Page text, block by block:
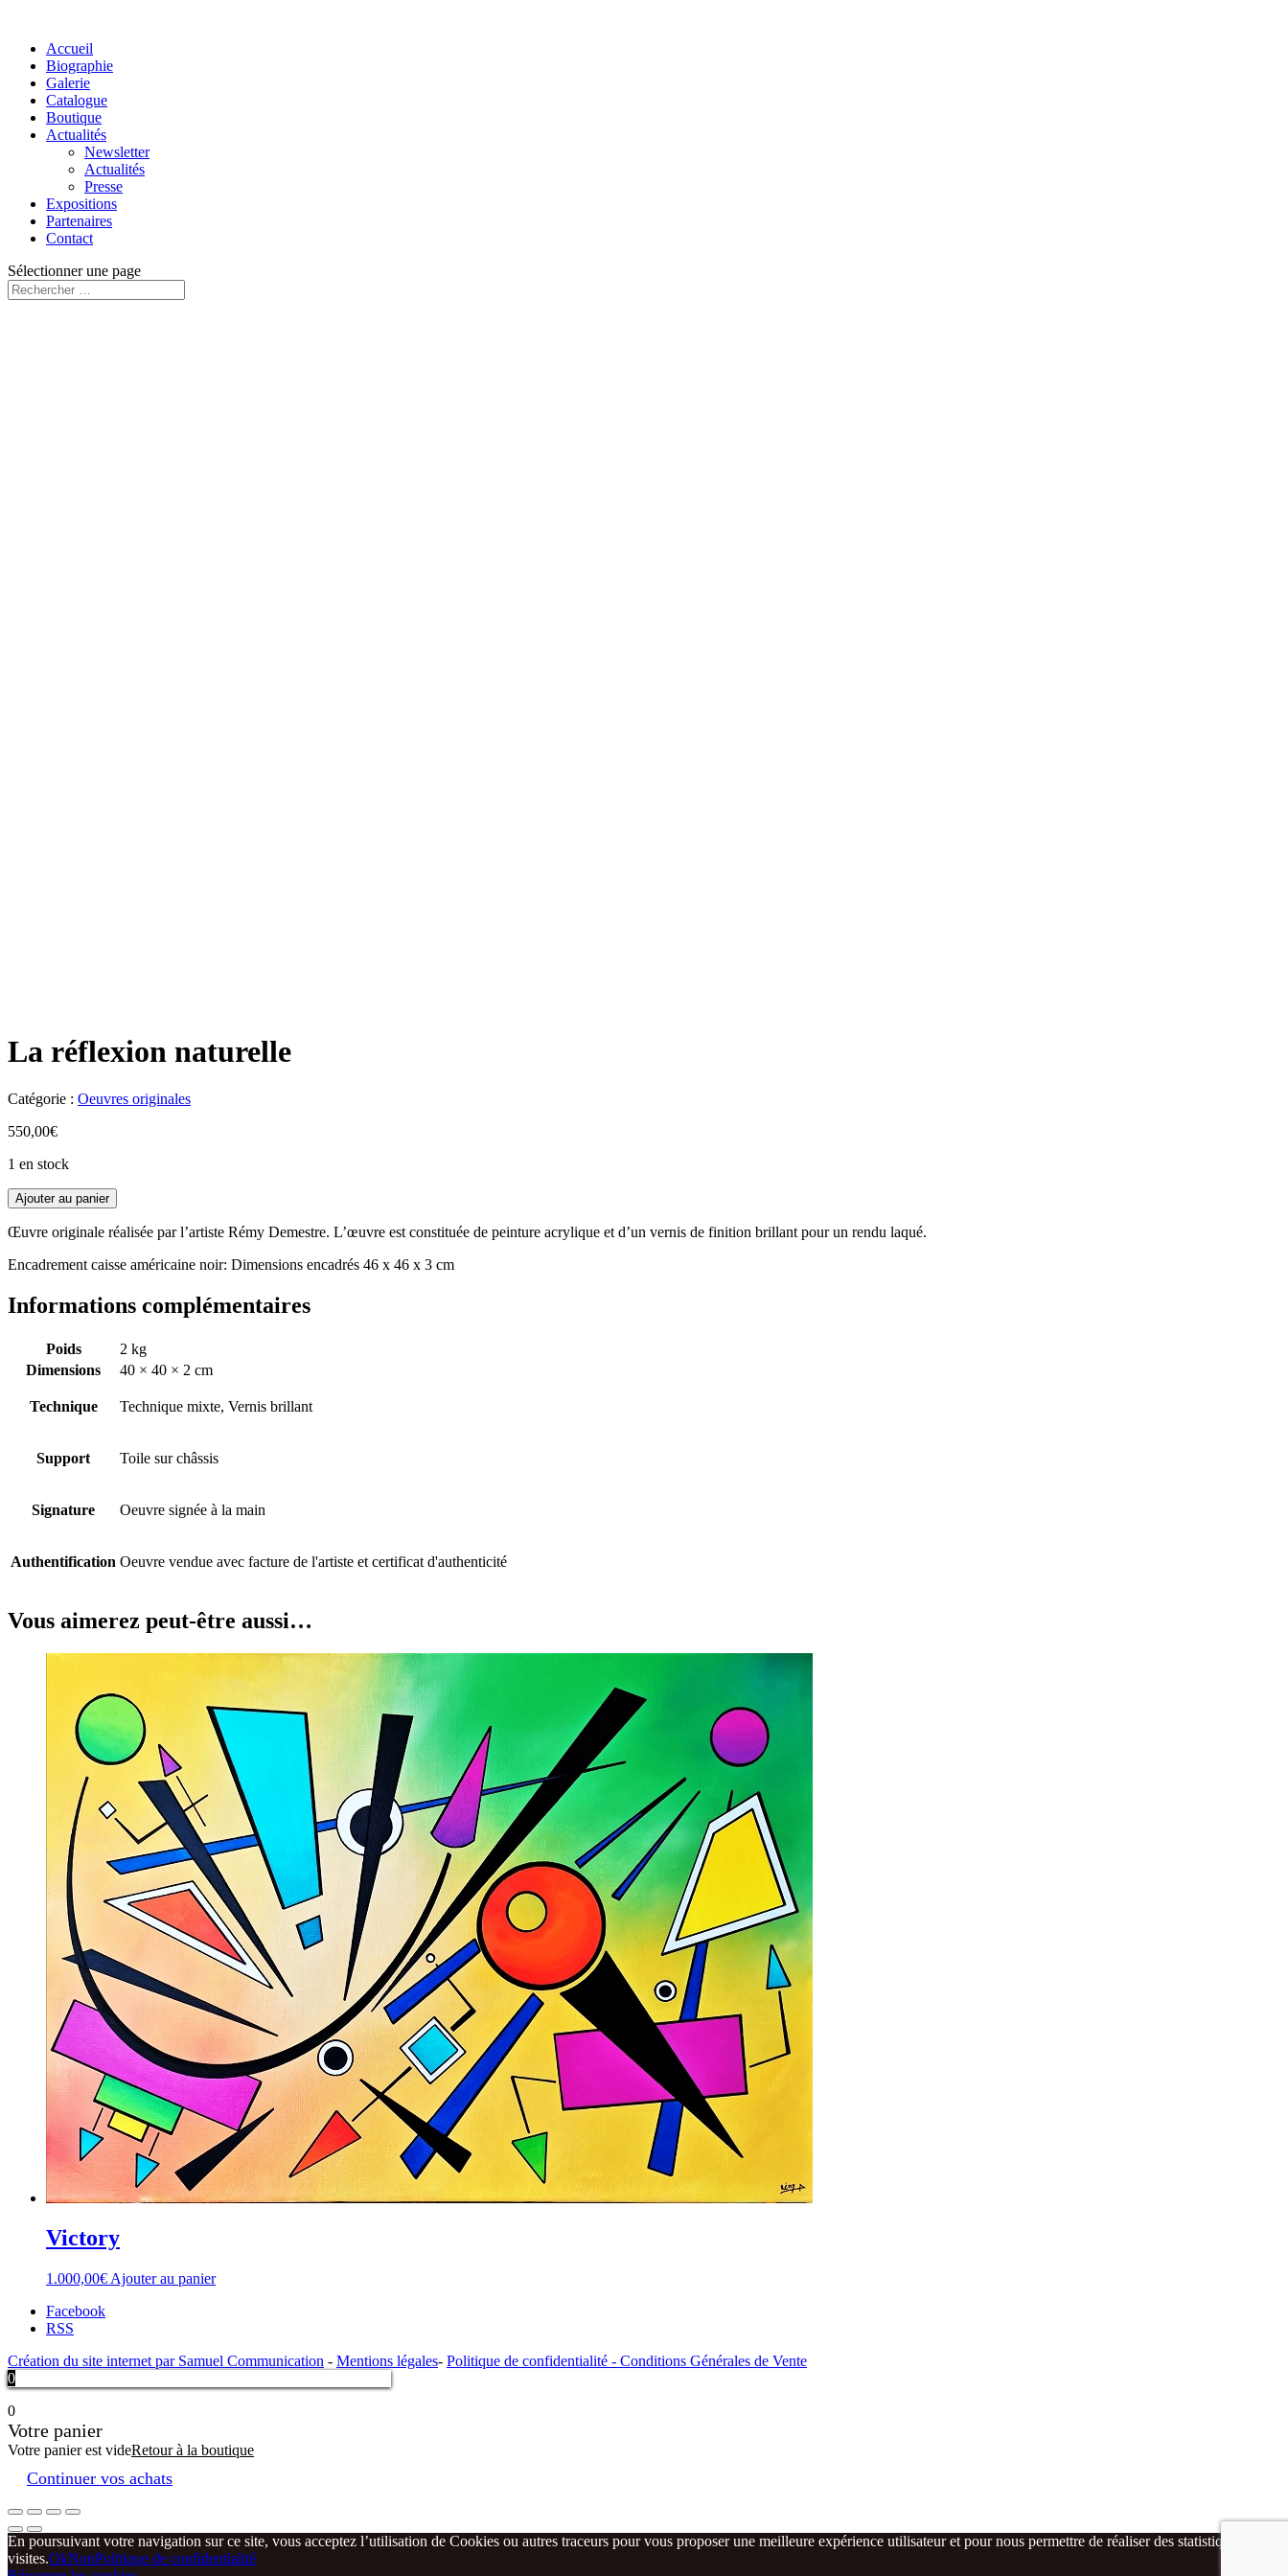
Accueil
Biographie
Galerie
Catalogue
Boutique
Actualités
Newsletter
Actualités
Presse
Expositions
Partenaires
Contact
Sélectionner une page
La réflexion naturelle
Catégorie : Oeuvres originales
550,00€
1 en stock
Ajouter au panier
Œuvre originale réalisée par l’artiste Rémy Demestre. L’œuvre est constituée de peinture acrylique et d’un vernis de finition brillant pour un rendu laqué.
Encadrement caisse américaine noir: Dimensions encadrés 46 x 46 x 3 cm
Informations complémentaires
Poids
2 kg
Dimensions
40 × 40 × 2 cm
Technique Technique mixte, Vernis brillant
Support Toile sur châssis
Signature Oeuvre signée à la main
Authentification Oeuvre vendue avec facture de l'artiste et certificat d'authenticité
Vous aimerez peut-être aussi…
Victory
1.000,00€ Ajouter au panier
Facebook
RSS
Création du site internet par Samuel Communication - Mentions légales- Politique de confidentialité - Conditions Générales de Vente
0
0
Votre panier
Votre panier est videRetour à la boutique
Continuer vos achats
En poursuivant votre navigation sur ce site, vous acceptez l’utilisation de Cookies ou autres traceurs pour vous proposer une meilleure expérience utilisateur et pour nous permettre de réaliser des statistiques de
visites.OkNonPolitique de confidentialité